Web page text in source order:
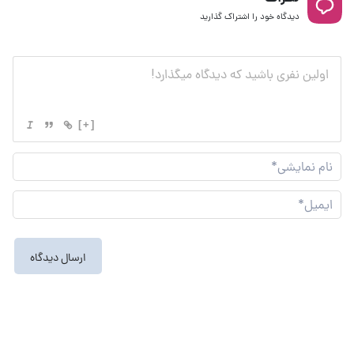
دیدگاه خود را اشتراک گذارید
[+]
نام